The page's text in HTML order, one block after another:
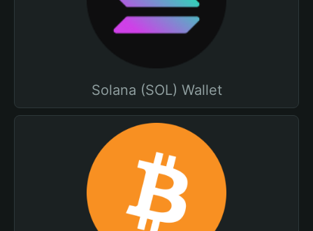
Solana (SOL) Wallet